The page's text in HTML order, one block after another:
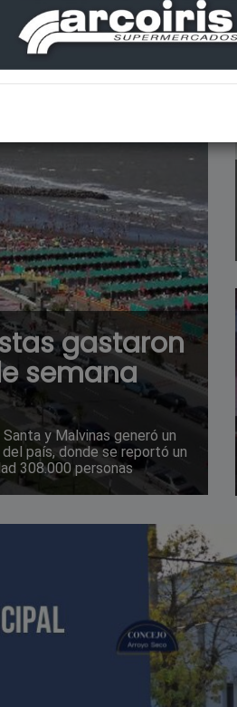
gastaron
semana
y Malvinas generó un
país, donde se reportó un
308.000 personas